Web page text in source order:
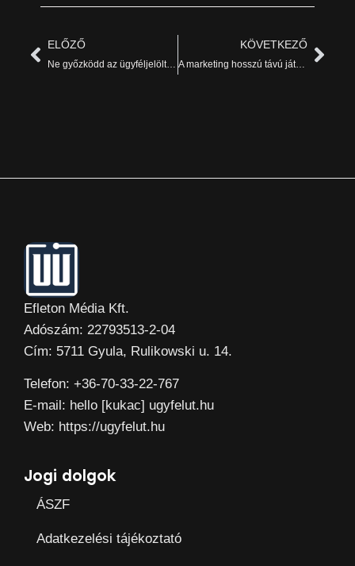
ELŐZŐ
Ne győzködd az ügyféljelöltedet!
KÖVETKEZŐ
A marketing hosszú távú játék: az eredmények idővel érkeznek!
Efleton Média Kft.
Adószám: 22793513-2-04
Cím: 5711 Gyula, Rulikowski u. 14.
Telefon: +36-70-33-22-767
E-mail: hello [kukac] ugyfelut.hu
Web: https://ugyfelut.hu
Jogi dolgok
ÁSZF
Adatkezelési tájékoztató